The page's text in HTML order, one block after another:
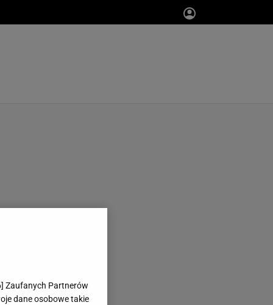
] Zaufanych Partnerów
dane osobowe takie